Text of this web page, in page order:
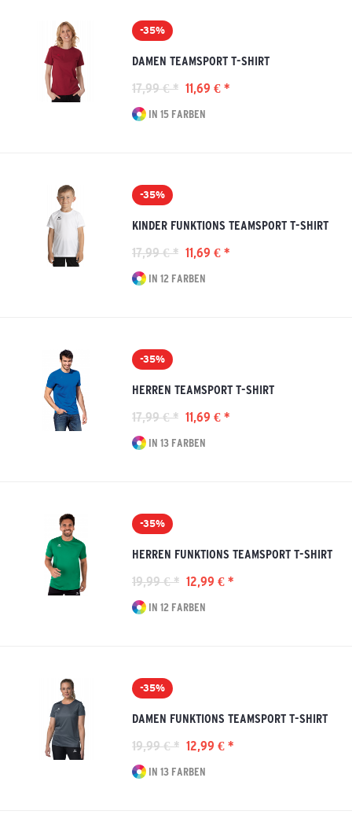
-35%
DAMEN TEAMSPORT T-SHIRT
17,99 € * 11,69 € *
IN 15 FARBEN
-35%
KINDER FUNKTIONS TEAMSPORT T-SHIRT
17,99 € * 11,69 € *
IN 12 FARBEN
-35%
HERREN TEAMSPORT T-SHIRT
17,99 € * 11,69 € *
IN 13 FARBEN
-35%
HERREN FUNKTIONS TEAMSPORT T-SHIRT
19,99 € * 12,99 € *
IN 12 FARBEN
-35%
DAMEN FUNKTIONS TEAMSPORT T-SHIRT
19,99 € * 12,99 € *
IN 13 FARBEN